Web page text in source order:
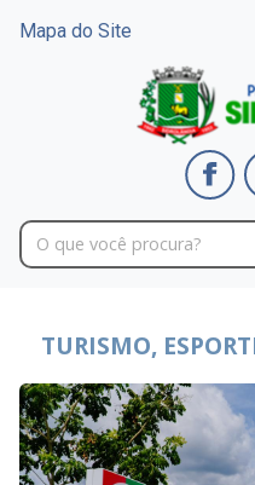
Mapa do Site
TURISMO,